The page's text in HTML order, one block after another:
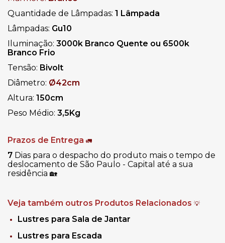
Quantidade de Lâmpadas: 1 Lâmpada
Lâmpadas: Gu10
Iluminação: 3000k Branco Quente ou 6500k
Branco Frio
Tensão: Bivolt
Diâmetro: Ø42cm
Altura: 150cm
Peso Médio: 3,5Kg
Prazos de Entrega 🚛
7 Dias para o despacho do produto mais o tempo de
deslocamento de São Paulo - Capital até a sua
residência 🏡
Veja também outros Produtos Relacionados 💡
Lustres para Sala de Jantar
Lustres para Escada